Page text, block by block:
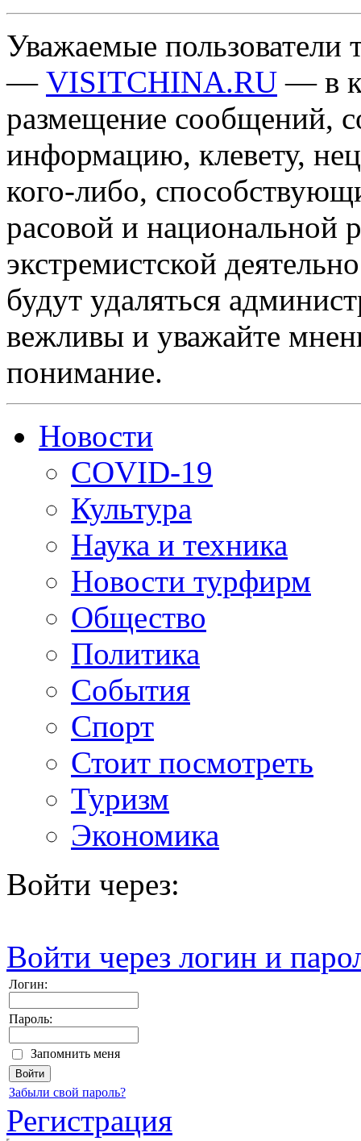
Уважаемые пользователи
— VISITCHINA.RU — в
размещение сообщений,
информацию, клевету,
кого-либо,
расовой и национальной
экстремистской
будут удаляться
вежливы и уважайте
понимание.
Новости
COVID-19
Культура
Наука и техника
Новости турфирм
Общество
Политика
События
Спорт
Стоит посмотреть
Туризм
Экономика
Войти через:
Войти через логин и
Логин:
Пароль:
Запомнить меня
Забыли свой пароль?
Регистрация